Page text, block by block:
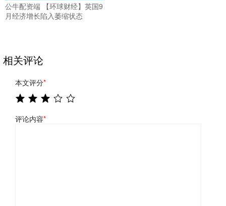
公牛配资端 【环球财经】英国9
月经济增长陷入萎缩状态
相关评论
本文评分*
评论内容*